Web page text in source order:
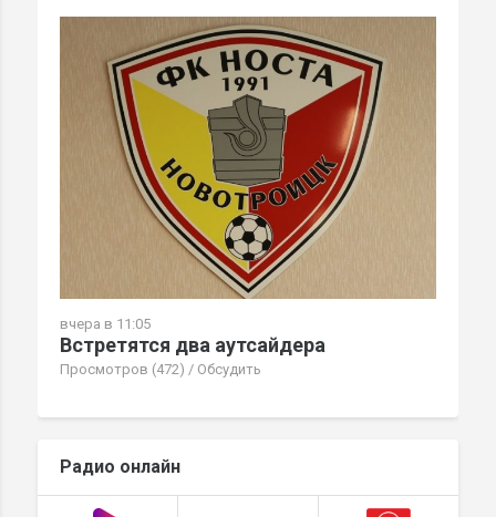
вчера в 11:05
Встретятся два аутсайдера
Просмотров (472) / Обсудить
Радио онлайн